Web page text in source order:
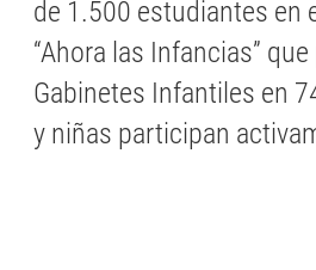
de 1.500 estudiantes en
“Ahora las Infancias”
Gabinetes Infantiles en
y niñas participan